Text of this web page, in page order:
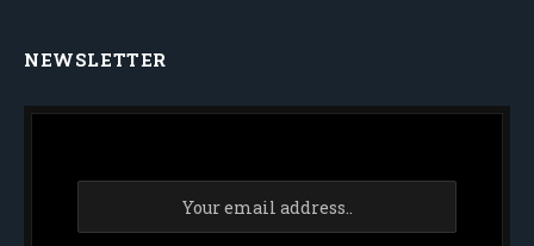
NEWSLETTER